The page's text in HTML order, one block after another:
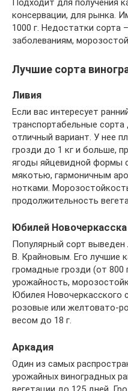
Подходит для получения
консервации, для рынка.
1000 г. Недостатки сорта
заболеваниям,
Лучшие сорта
Ливия
Если вас интересует
транспортабельные
отличный вариант. У нее
грозди до 1 кг и больше,
ягоды яйцевидной формы
мякотью, гармоничным
нотками.
продолжительность
Юбилей Новочеркасска
Популярный сорт
В. Крайновым. Его лучшие
громадные грозди (от 800
урожайность,
Юбилея Новочеркасского
розовые или желтовато-
весом до 18 г.
Аркадия
Один из самых
урожайных виноградных